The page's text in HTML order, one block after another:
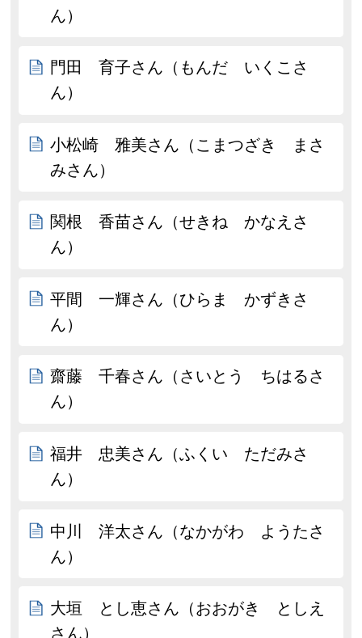
ん）
門田 育子さん（もんだ いくこさ
ん）
小松崎 雅美さん（こまつざき まさ
みさん）
関根 香苗さん（せきね かなえさ
ん）
平間 一輝さん（ひらま かずきさ
ん）
齋藤 千春さん（さいとう ちはるさ
ん）
福井 忠美さん（ふくい ただみさ
ん）
中川 洋太さん（なかがわ ようたさ
ん）
大垣 とし恵さん（おおがき としえ
さん）